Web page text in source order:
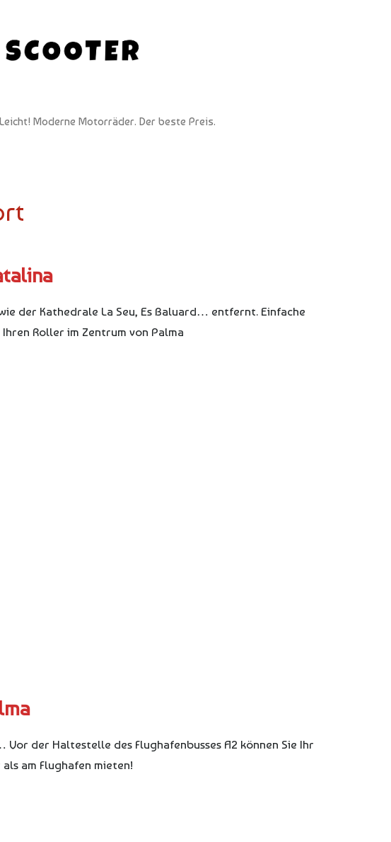
Moderne Motorräder. Der beste Preis.
der Kathedrale La Seu, Es Baluard… entfernt. Einfache
Roller im Zentrum von Palma
der Haltestelle des Flughafenbusses A2 können Sie Ihr
am Flughafen mieten!